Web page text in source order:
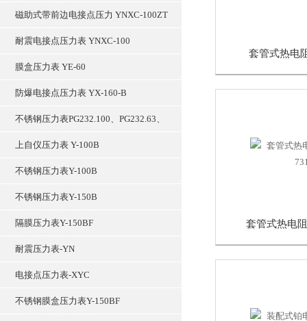
磁助式带前边电接点压力 YNXC-100ZT
耐震电接点压力表 YNXC-100
膜盒压力表 YE-60
防爆电接点压力表 YX-160-B
不锈钢压力表PG232.100、PG232.63、
上自仪压力表 Y-100B
不锈钢压力表Y-100B
不锈钢压力表Y-150B
隔膜压力表Y-150BF
耐震压力表-YN
电接点压力表-XYC
不锈钢膜盒压力表Y-150BF
套管式热电
套管式热电